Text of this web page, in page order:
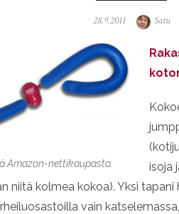
Posted
28.9.2011 Author
Satu
Amazon-nettikaupasta.
isoja
niitä kolmea kokoa). Yksi tapani
vain